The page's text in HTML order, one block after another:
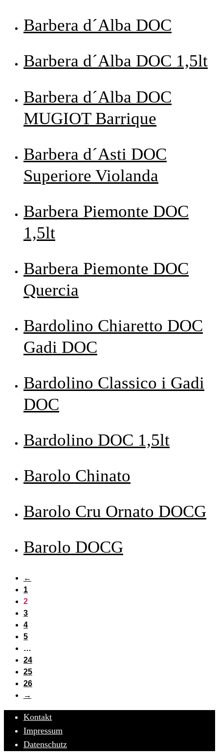
Barbera d´Alba DOC
Barbera d´Alba DOC 1,5lt
Barbera d´Alba DOC
MUGIOT Barrique
Barbera d´Asti DOC
Superiore Violanda
Barbera Piemonte DOC
1,5lt
Barbera Piemonte DOC
Quercia
Bardolino Chiaretto DOC
Gadi DOC
Bardolino Classico i Gadi
DOC
Bardolino DOC 1,5lt
Barolo Chinato
Barolo Cru Ornato DOCG
Barolo DOCG
←
1
2
3
4
5
…
24
25
26
→
Kontakt
Impressum
Datenschutz